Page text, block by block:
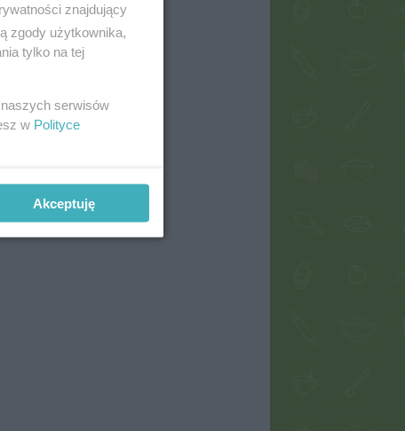
znajdujący
zgody użytkownika,
tylko na tej
serwisów
w Polityce
Akceptuję